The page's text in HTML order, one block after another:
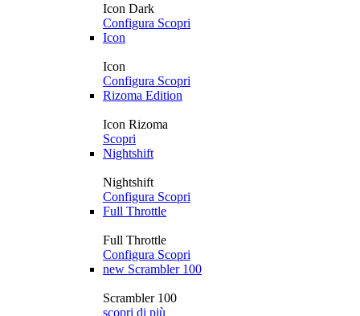
Icon Dark
Configura Scopri
Icon
Icon
Configura Scopri
Rizoma Edition
Icon Rizoma
Scopri
Nightshift
Nightshift
Configura Scopri
Full Throttle
Full Throttle
Configura Scopri
new Scrambler 100
Scrambler 100
scopri di più